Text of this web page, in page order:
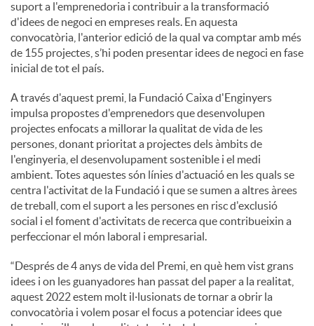
suport a l'emprenedoria i contribuir a la transformació
d'idees de negoci en empreses reals. En aquesta
convocatòria, l'anterior edició de la qual va comptar amb més
de 155 projectes, s’hi poden presentar idees de negoci en fase
inicial de tot el país.
A través d'aquest premi, la Fundació Caixa d'Enginyers
impulsa propostes d'emprenedors que desenvolupen
projectes enfocats a millorar la qualitat de vida de les
persones, donant prioritat a projectes dels àmbits de
l'enginyeria, el desenvolupament sostenible i el medi
ambient. Totes aquestes són línies d'actuació en les quals se
centra l'activitat de la Fundació i que se sumen a altres àrees
de treball, com el suport a les persones en risc d'exclusió
social i el foment d'activitats de recerca que contribueixin a
perfeccionar el món laboral i empresarial.
“Després de 4 anys de vida del Premi, en què hem vist grans
idees i on les guanyadores han passat del paper a la realitat,
aquest 2022 estem molt il·lusionats de tornar a obrir la
convocatòria i volem posar el focus a potenciar idees que